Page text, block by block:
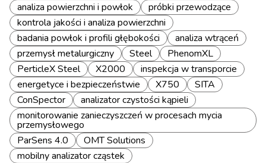
analiza powierzchni i powłok
próbki przewodzące
kontrola jakości i analiza powierzchni
badania powłok i profili głębokości
analiza wtrąceń
przemysł metalurgiczny
Steel
PhenomXL
PerticleX Steel
X2000
inspekcja w transporcie
energetyce i bezpieczeństwie
X750
SITA
ConSpector
analizator czystości kąpieli
monitorowanie zanieczyszczeń w procesach mycia
przemysłowego
ParSens 4.0
OMT Solutions
mobilny analizator cząstek